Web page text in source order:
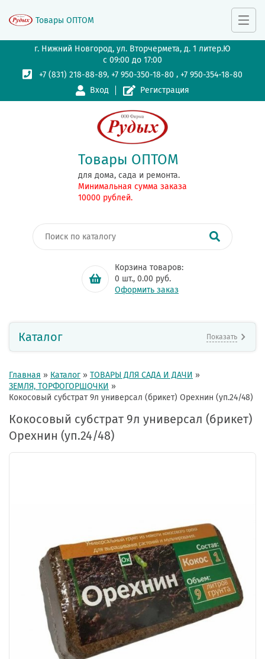
г. Нижний Новгород, ул. Вторчермета, д. 1 литер.Ю
с 09:00 до 17:00
+7 (831) 218-88-89,+7 950-350-18-80 ,+7 950-354-18-80
Вход
Регистрация
Товары ОПТОМ
для дома, сада и ремонта.
Минимальная сумма заказа
10000 рублей.
Корзина товаров:
0 шт., 0.00 руб.
Оформить заказ
Товары ОПТОМ
Каталог Показать
Главная » Каталог » ТОВАРЫ ДЛЯ САДА И ДАЧИ »
ЗЕМЛЯ, ТОРФОГОРШОЧКИ »
Кокосовый субстрат 9л универсал (брикет) Орехнин (уп.24/48)
Кокосовый субстрат 9л универсал (брикет)
Орехнин (уп.24/48)